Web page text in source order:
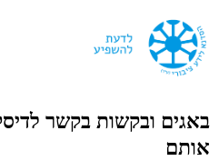
באגים ובקשות בקשר
אותם